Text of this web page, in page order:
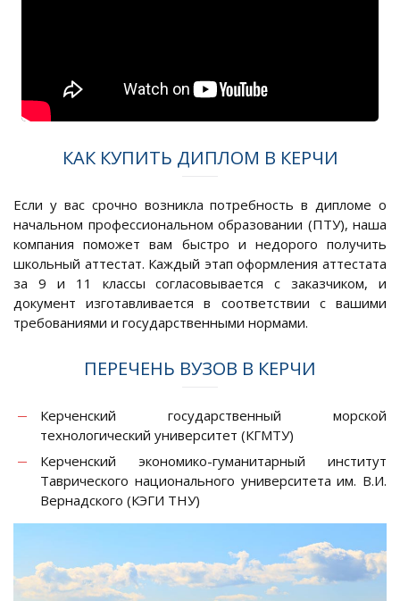
КАК КУПИТЬ ДИПЛОМ В КЕРЧИ
Если у вас срочно возникла потребность в дипломе о
начальном профессиональном образовании (ПТУ), наша
компания поможет вам быстро и недорого получить
школьный аттестат. Каждый этап оформления аттестата
за 9 и 11 классы согласовывается с заказчиком, и
документ изготавливается в соответствии с вашими
требованиями и государственными нормами.
ПЕРЕЧЕНЬ ВУЗОВ В КЕРЧИ
Керченский государственный морской
технологический университет (КГМТУ)
Керченский экономико-гуманитарный институт
Таврического национального университета им. В.И.
Вернадского (КЭГИ ТНУ)